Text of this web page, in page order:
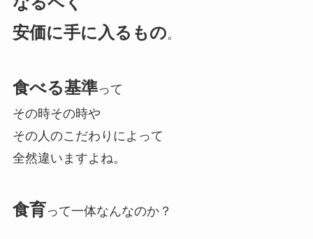
安価に手に入るもの。
食べる基準って
その時その時や
その人のこだわりによって
全然違いますよね。
食育って一体なんなのか？